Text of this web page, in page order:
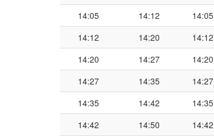
14:05
14:12 14:05
14:12
14:20 14:12
14:20
14:27 14:20
14:27
14:35 14:27
14:35
14:42 14:35
14:42
14:50 14:42